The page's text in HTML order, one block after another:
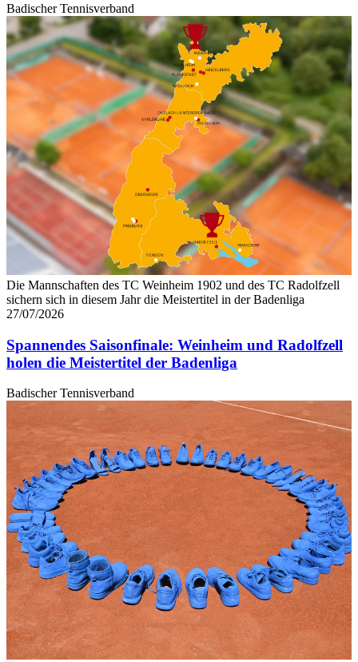
Badischer Tennisverband
Die Mannschaften des TC Weinheim 1902 und des TC Radolfzell
sichern sich in diesem Jahr die Meistertitel in der Badenliga
27/07/2026
Spannendes Saisonfinale: Weinheim und Radolfzell
holen die Meistertitel der Badenliga
Badischer Tennisverband